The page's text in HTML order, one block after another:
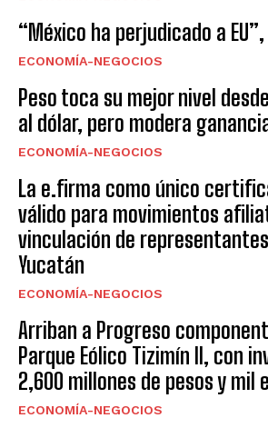
“México ha perjudicado a
ECONOMÍA-NEGOCIOS
Peso toca su mejor nivel
al dólar, pero modera
ECONOMÍA-NEGOCIOS
La e.firma como único
válido para movimientos
vinculación de
Yucatán
ECONOMÍA-NEGOCIOS
Arriban a Progreso
Parque Eólico Tizimín II, con
2,600 millones de pesos y mil
ECONOMÍA-NEGOCIOS